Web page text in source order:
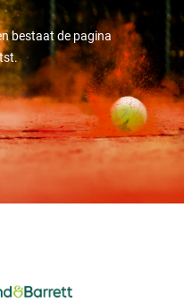
bestaat de pagina